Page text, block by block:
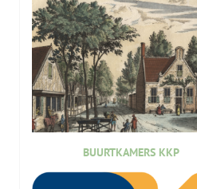
BUURTKAMERS KKP